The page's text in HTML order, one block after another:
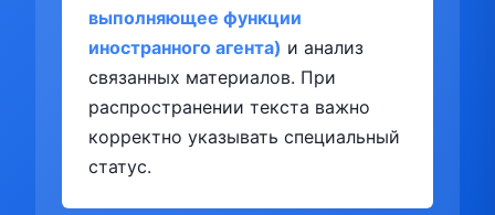
выполняющее функции
иностранного агента) и анализ
связанных материалов. При
распространении текста важно
корректно указывать специальный
статус.